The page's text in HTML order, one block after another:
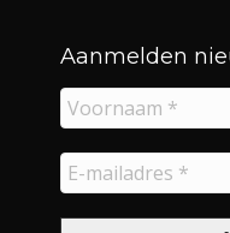
Aanmelden